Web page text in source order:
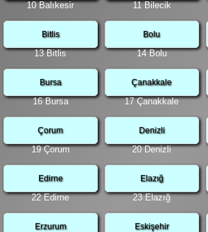
10 Balıkesir 11 Bilecik
Bitlis
13 Bitlis
Bolu
14 Bolu
Bursa
16 Bursa
Çanakkale
17 Çanakkale
Çorum
19 Çorum
Denizli
20 Denizli
Edirne
22 Edirne
Elazığ
23 Elazığ
Erzurum Eskişehir